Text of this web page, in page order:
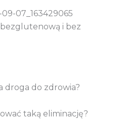
i bez
droga do zdrowia?
taką eliminację?